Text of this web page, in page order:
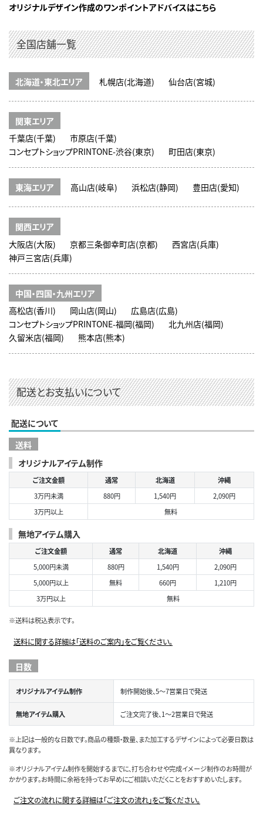
オリジナルデザイン作成のワンポイントアドバイスはこちら
全国店舗一覧
北海道・東北エリア 札幌店(北海道) 仙台店(宮城)
関東エリア
千葉店(千葉)
市原店(千葉)
コンセプトショップPRINTONE-渋谷(東京)
町田店(東京)
東海エリア 高山店(岐阜) 浜松店(静岡) 豊田店(愛知)
関西エリア
大阪店(大阪)
京都三条御幸町店(京都)
西宮店(兵庫)
神戸三宮店(兵庫)
中国・四国・九州エリア
高松店(香川)
岡山店(岡山)
広島店(広島)
コンセプトショップPRINTONE-福岡(福岡)
北九州店(福岡)
久留米店(福岡)
熊本店(熊本)
配送とお支払いについて
配送について
送料
オリジナルアイテム制作
ご注文金額 通常 北海道
沖縄
3万円未満
880円 1,540円
2,090円
3万円以上
無料
無地アイテム購入
ご注文金額 通常 北海道
沖縄
5,000円未満
880円 1,540円
2,090円
5,000円以上
無料 660円
1,210円
3万円以上
無料
※送料は税込表示です。
送料に関する詳細は「送料のご案内」をご覧ください。
日数
オリジナルアイテム制作 制作開始後、5～7営業日で発送
無地アイテム購入 ご注文完了後、1～2営業日で発送
※上記は一般的な日数です。商品の種類・数量、また加工するデザインによって必要日数は
異なります。
※オリジナルアイテム制作を開始するまでに、打ち合わせや完成イメージ制作のお時間が
かかります。お時間に余裕を持ってお早めにご相談いただくことをおすすめいたします。
ご注文の流れに関する詳細は「ご注文の流れ」をご覧ください。